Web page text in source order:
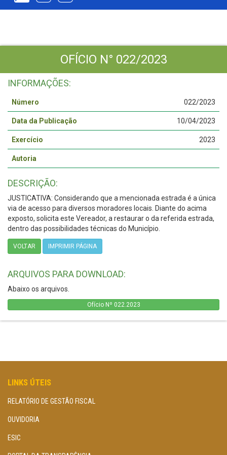
OFÍCIO N° 022/2023
INFORMAÇÕES:
Número 022/2023
Data da Publicação 10/04/2023
Exercício 2023
Autoria
DESCRIÇÃO:
JUSTlCATlVA: Considerando que a mencionada estrada é a única
via de acesso para diversos moradores locais. Diante do acima
exposto, solicita este Vereador, a restaurar o da referida estrada,
dentro das possibilidades técnicas do Município.
VOLTAR IMPRIMIR PÁGINA
ARQUIVOS PARA DOWNLOAD:
Abaixo os arquivos.
Ofício Nº 022.2023
LINKS ÚTEIS
RELATÓRIO DE GESTÃO FISCAL
OUVIDORIA
ESIC